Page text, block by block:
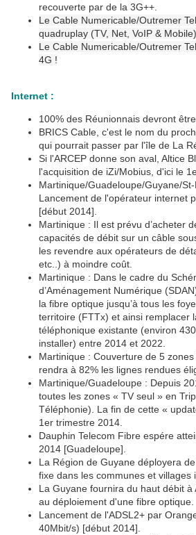
recouverte par de la 3G++.
Le Cable Numericable/Outremer
quadruplay (TV, Net, VoIP &
Le Cable Numericable/Outremer
4G !
Internet :
100% des Réunionnais devront être
BRICS Cable, c'est le nom du
qui pourrait passer par l'île de La
Si l'ARCEP donne son aval, Altice
l'acquisition de iZi/Mobius, d'ici le
Martinique/Guadeloupe/Guyane/
Lancement de l'opérateur internet
[début 2014].
Martinique : Il est prévu d’acheter
capacités de débit sur un câble
les revendre aux opérateurs de
etc..) à moindre coût.
Martinique : Dans le cadre du
d’Aménagement Numérique
la fibre optique jusqu’à tous les
territoire (FTTx) et ainsi remplacer
téléphonique existante (environ
installer) entre 2014 et 2022.
Martinique : Couverture de 5
rendra à 82% les lignes rendues
Martinique/Guadeloupe : Depuis
toutes les zones « TV seul » en
Téléphonie). La fin de cette «
1er trimestre 2014.
Dauphin Telecom Fibre espére
2014 [Guadeloupe].
La Région de Guyane déployera
fixe dans les communes et villages
La Guyane fournira du haut débit à
au déploiement d'une fibre optique.
Lancement de l'ADSL2+ par
40Mbit/s) [début 2014].